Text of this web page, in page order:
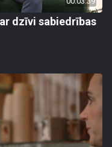
dzīvi sabiedrības